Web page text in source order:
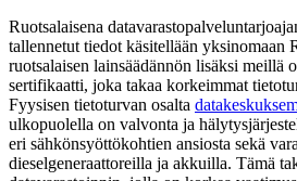
Ruotsalaisena
tallennetut tiedot käsitellään yksinomaan
ruotsalaisen lainsäädännön lisäksi meillä
sertifikaatti, joka takaa korkeimmat
Fyysisen tietoturvan osalta
ulkopuolella on valvonta ja
eri sähkönsyöttökohtien ansiosta sekä
dieselgeneraattoreilla ja akkuilla. Tämä